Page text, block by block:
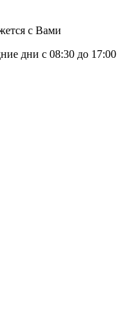
с Вами
дни с 08:30 до 17:00